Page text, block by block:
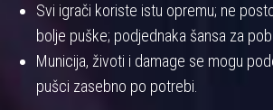
Svi igrači koriste istu opremu; ne
bolje puške; podjednaka šansa za
Municija, životi i damage se mogu
pušci zasebno po potrebi.